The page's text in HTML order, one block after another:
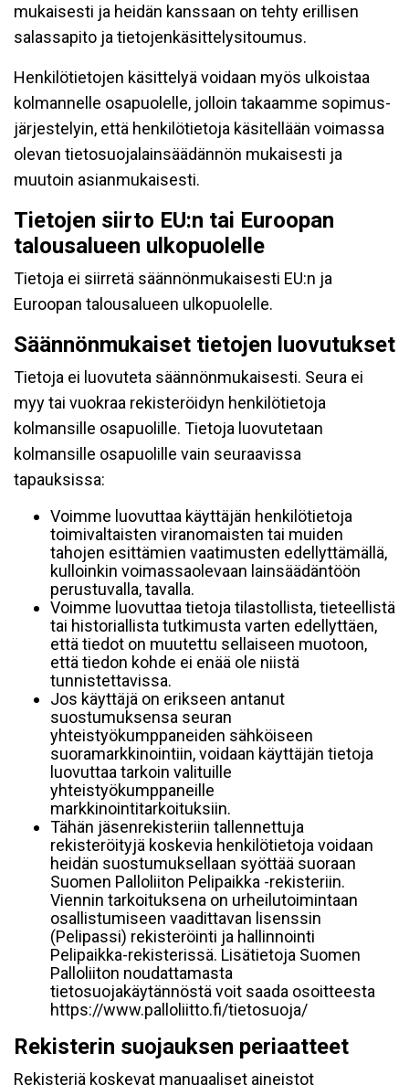
mukaisesti ja heidän kanssaan on tehty erillisen
salassapito ja tietojenkäsittelysitoumus.
Henkilötietojen käsittelyä voidaan myös ulkoistaa
kolmannelle osapuolelle, jolloin takaamme sopimus-
järjestelyin, että henkilötietoja käsitellään voimassa
olevan tietosuojalainsäädännön mukaisesti ja
muutoin asianmukaisesti.
Tietojen siirto EU:n tai Euroopan
talousalueen ulkopuolelle
Tietoja ei siirretä säännönmukaisesti EU:n ja
Euroopan talousalueen ulkopuolelle.
Säännönmukaiset tietojen luovutukset
Tietoja ei luovuteta säännönmukaisesti. Seura ei
myy tai vuokraa rekisteröidyn henkilötietoja
kolmansille osapuolille. Tietoja luovutetaan
kolmansille osapuolille vain seuraavissa
tapauksissa:
Voimme luovuttaa käyttäjän henkilötietoja
toimivaltaisten viranomaisten tai muiden
tahojen esittämien vaatimusten edellyttämällä,
kulloinkin voimassaolevaan lainsäädäntöön
perustuvalla, tavalla.
Voimme luovuttaa tietoja tilastollista, tieteellistä
tai historiallista tutkimusta varten edellyttäen,
että tiedot on muutettu sellaiseen muotoon,
että tiedon kohde ei enää ole niistä
tunnistettavissa.
Jos käyttäjä on erikseen antanut
suostumuksensa seuran
yhteistyökumppaneiden sähköiseen
suoramarkkinointiin, voidaan käyttäjän tietoja
luovuttaa tarkoin valituille
yhteistyökumppaneille
markkinointitarkoituksiin.
Tähän jäsenrekisteriin tallennettuja
rekisteröityjä koskevia henkilötietoja voidaan
heidän suostumuksellaan syöttää suoraan
Suomen Palloliiton Pelipaikka -rekisteriin.
Viennin tarkoituksena on urheilutoimintaan
osallistumiseen vaadittavan lisenssin
(Pelipassi) rekisteröinti ja hallinnointi
Pelipaikka-rekisterissä. Lisätietoja Suomen
Palloliiton noudattamasta
tietosuojakäytännöstä voit saada osoitteesta
https://www.palloliitto.fi/tietosuoja/
Rekisterin suojauksen periaatteet
Rekisteriä koskevat manuaaliset aineistot